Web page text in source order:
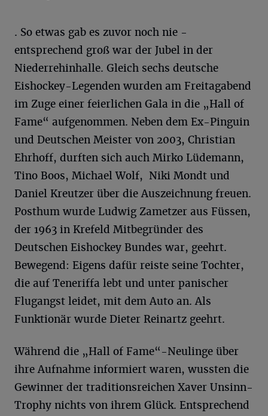
. So etwas gab es zuvor noch nie -
entsprechend groß war der Jubel in der
Niederrehinhalle. Gleich sechs deutsche
Eishockey-Legenden wurden am Freitagabend
im Zuge einer feierlichen Gala in die „Hall of
Fame“ aufgenommen. Neben dem Ex-Pinguin
und Deutschen Meister von 2003, Christian
Ehrhoff, durften sich auch Mirko Lüdemann,
Tino Boos, Michael Wolf, Niki Mondt und
Daniel Kreutzer über die Auszeichnung freuen.
Posthum wurde Ludwig Zametzer aus Füssen,
der 1963 in Krefeld Mitbegründer des
Deutschen Eishockey Bundes war, geehrt.
Bewegend: Eigens dafür reiste seine Tochter,
die auf Teneriffa lebt und unter panischer
Flugangst leidet, mit dem Auto an. Als
Funktionär wurde Dieter Reinartz geehrt.
Während die „Hall of Fame“-Neulinge über
ihre Aufnahme informiert waren, wussten die
Gewinner der traditionsreichen Xaver Unsinn-
Trophy nichts von ihrem Glück. Entsprechend